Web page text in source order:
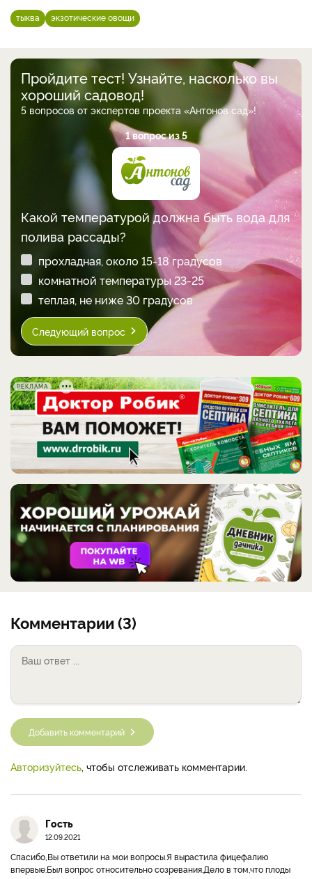
тыква экзотические овощи
Пройдите тест! Узнайте, насколько вы
хороший садовод!
5 вопросов от экспертов проекта «Антонов сад»!
1 вопрос из 5
Какой температурой должна быть вода для
полива рассады?
прохладная, около 15-18 градусов
комнатной температуры 23-25
теплая, не ниже 30 градусов
Следующий вопрос
РЕКЛАМА
Комментарии (3)
Добавить комментарий
Авторизуйтесь , чтобы отслеживать комментарии.
Гость
12.09.2021
Спасибо,Вы ответили на мои вопросы.Я вырастила фицефалию
впервые.Был вопрос относительно созревания.Дело в том,что плоды